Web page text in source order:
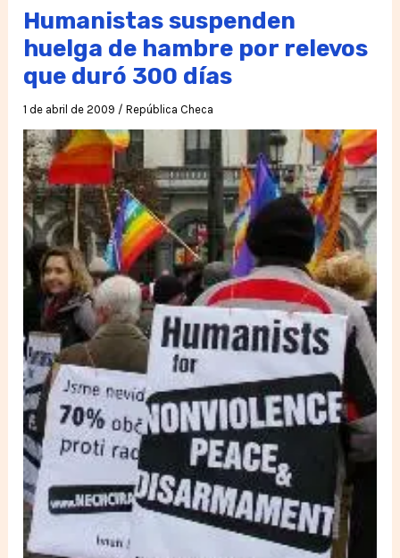
de
México
en
Praga
Humanistas suspenden
huelga de hambre por relevos
que duró 300 días
1 de abril de 2009 /República Checa